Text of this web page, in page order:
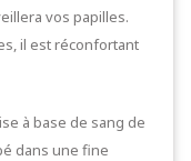
vos papilles.
il est réconfortant
à base de sang de
dans une fine